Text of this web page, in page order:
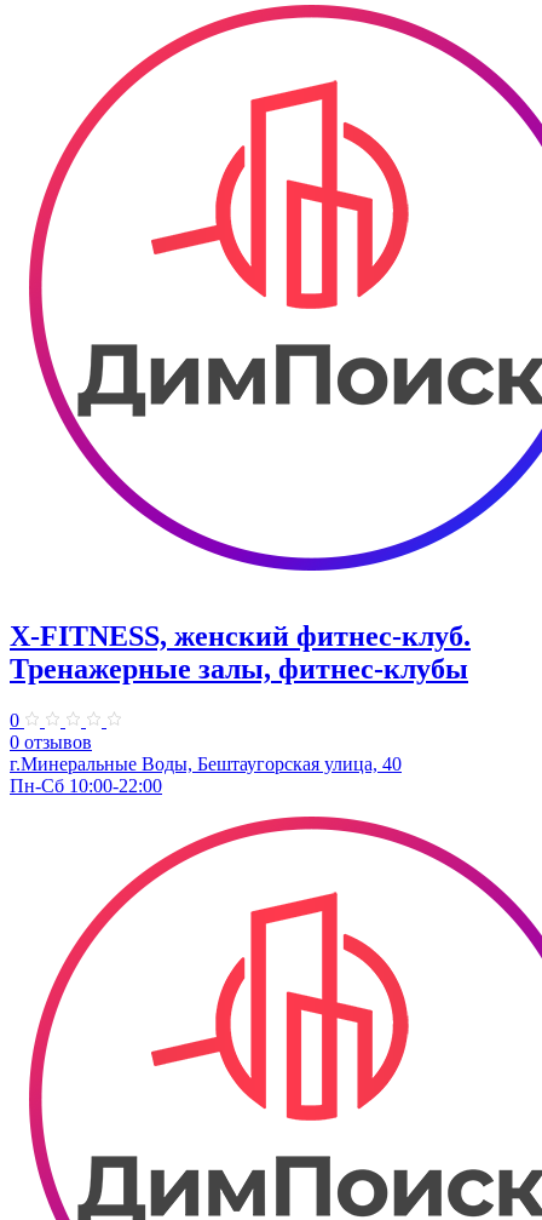
X-FITNESS, женский фитнес-клуб.
Тренажерные залы, фитнес-клубы
0
0 отзывов
г.Минеральные Воды, Бештаугорская улица, 40
Пн-Сб 10:00-22:00